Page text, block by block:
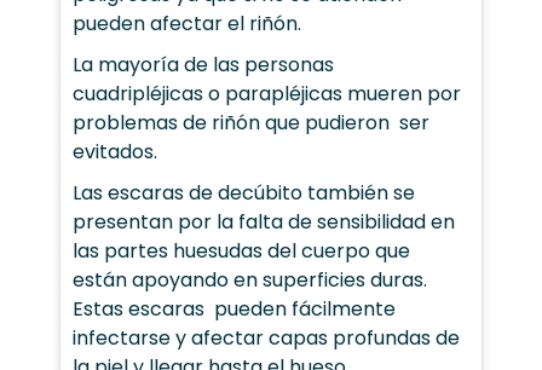
pueden afectar el riñón.
La mayoría de las personas
cuadripléjicas o parapléjicas mueren por
problemas de riñón que pudieron ser
evitados.
Las escaras de decúbito también se
presentan por la falta de sensibilidad en
las partes huesudas del cuerpo que
están apoyando en superficies duras.
Estas escaras pueden fácilmente
infectarse y afectar capas profundas de